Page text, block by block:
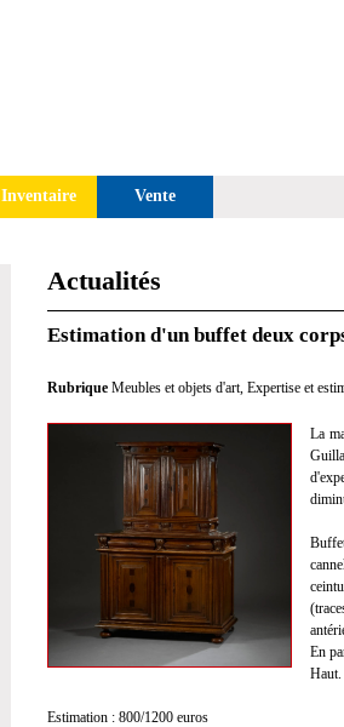
Inventaire Vente
Actualités
Estimation d'un buffet deux
Rubrique Meubles et objets d'art, Expertise et
La
En
Estimation : 800/1200 euros